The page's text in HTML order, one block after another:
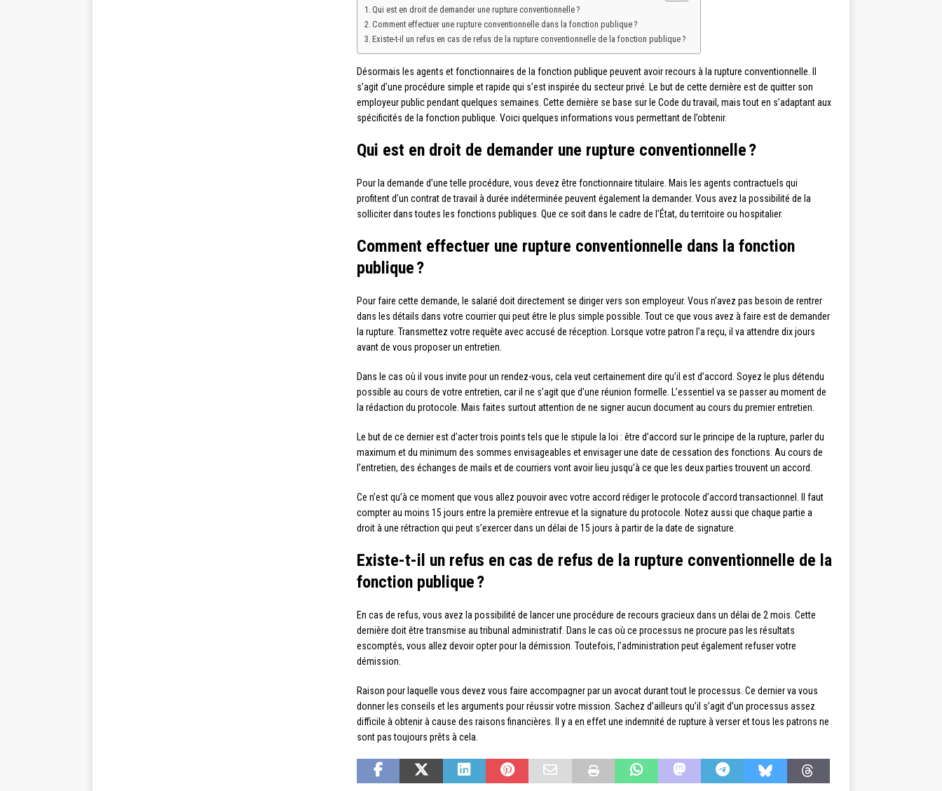
Qui est en droit de demander une rupture conventionnelle ?
Comment effectuer une rupture conventionnelle dans la fonction publique ?
Existe-t-il un refus en cas de refus de la rupture conventionnelle de la fonction publique ?
Désormais les agents et fonctionnaires de la fonction publique peuvent avoir recours à la rupture conventionnelle. Il
s’agit d’une procédure simple et rapide qui s’est inspirée du secteur privé. Le but de cette dernière est de quitter son
employeur public pendant quelques semaines. Cette dernière se base sur le Code du travail, mais tout en s’adaptant aux
spécificités de la fonction publique. Voici quelques informations vous permettant de l’obtenir.
Qui est en droit de demander une rupture conventionnelle ?
Pour la demande d’une telle procédure, vous devez être fonctionnaire titulaire. Mais les agents contractuels qui
profitent d’un contrat de travail à durée indéterminée peuvent également la demander. Vous avez la possibilité de la
solliciter dans toutes les fonctions publiques. Que ce soit dans le cadre de l’État, du territoire ou hospitalier.
Comment effectuer une rupture conventionnelle dans la fonction
publique ?
Pour faire cette demande, le salarié doit directement se diriger vers son employeur. Vous n’avez pas besoin de rentrer
dans les détails dans votre courrier qui peut être le plus simple possible. Tout ce que vous avez à faire est de demander
la rupture. Transmettez votre requête avec accusé de réception. Lorsque votre patron l’a reçu, il va attendre dix jours
avant de vous proposer un entretien.
Dans le cas où il vous invite pour un rendez-vous, cela veut certainement dire qu’il est d’accord. Soyez le plus détendu
possible au cours de votre entretien, car il ne s’agit que d’une réunion formelle. L’essentiel va se passer au moment de
la rédaction du protocole. Mais faites surtout attention de ne signer aucun document au cours du premier entretien.
Le but de ce dernier est d’acter trois points tels que le stipule la loi : être d’accord sur le principe de la rupture, parler du
maximum et du minimum des sommes envisageables et envisager une date de cessation des fonctions. Au cours de
l’entretien, des échanges de mails et de courriers vont avoir lieu jusqu’à ce que les deux parties trouvent un accord.
Ce n’est qu’à ce moment que vous allez pouvoir avec votre accord rédiger le protocole d’accord transactionnel. Il faut
compter au moins 15 jours entre la première entrevue et la signature du protocole. Notez aussi que chaque partie a
droit à une rétraction qui peut s’exercer dans un délai de 15 jours à partir de la date de signature.
Existe-t-il un refus en cas de refus de la rupture conventionnelle de la
fonction publique ?
En cas de refus, vous avez la possibilité de lancer une procédure de recours gracieux dans un délai de 2 mois. Cette
dernière doit être transmise au tribunal administratif. Dans le cas où ce processus ne procure pas les résultats
escomptés, vous allez devoir opter pour la démission. Toutefois, l’administration peut également refuser votre
démission.
Raison pour laquelle vous devez vous faire accompagner par un avocat durant tout le processus. Ce dernier va vous
donner les conseils et les arguments pour réussir votre mission. Sachez d’ailleurs qu’il s’agit d’un processus assez
difficile à obtenir à cause des raisons financières. Il y a en effet une indemnité de rupture à verser et tous les patrons ne
sont pas toujours prêts à cela.